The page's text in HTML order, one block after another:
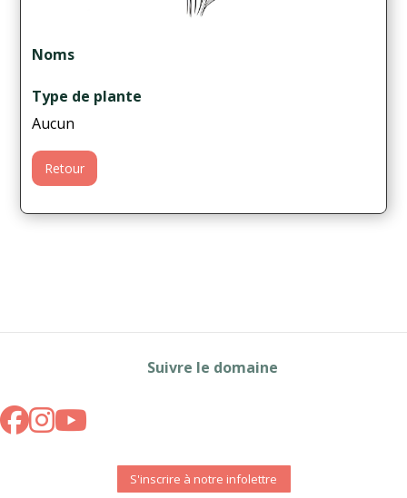
Noms
Type de plante
Aucun
Retour
Suivre le domaine
S'inscrire à notre infolettre